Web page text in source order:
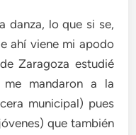
danza, lo que si se,
ahí viene mi apodo
Zaragoza estudié
mandaron a la
municipal) pues
que también